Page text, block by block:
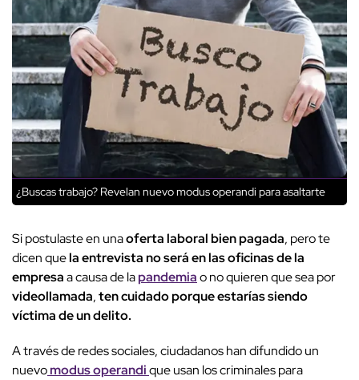
¿Buscas trabajo? Revelan nuevo modus operandi para asaltarte
Si postulaste en unaoferta laboral bien pagada, pero te
dicen quela entrevista no será en las oficinas de la
empresaa causa de lapandemiao no quieren que sea por
videollamada,ten cuidado porque estarías siendo
víctima de un delito.
A través de redes sociales, ciudadanos han difundido un
nuevomodus operandique usan los criminales para